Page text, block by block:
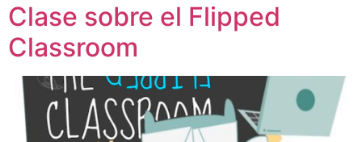
Clase sobre el Flipped
Classroom